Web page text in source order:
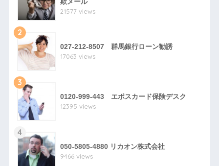
21577 views
2
027-212-8507 群馬銀行ローン勧誘
17063 views
3
0120-999-443 エポスカード保険デスク
12395 views
4
050-5805-4880 リカオン株式会社
9466 views